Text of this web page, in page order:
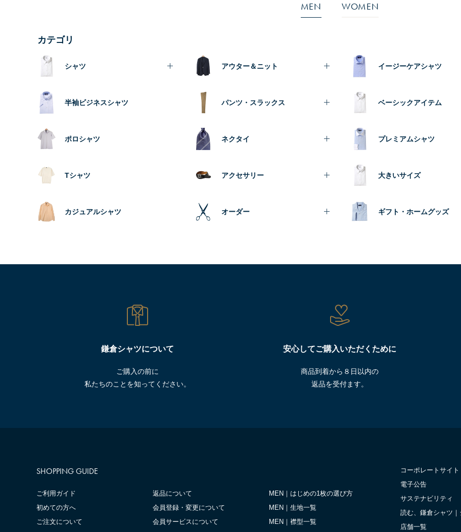
MEN WOMEN
カテゴリ
シャツ
半袖ビジネスシャツ
ポロシャツ
Tシャツ
カジュアルシャツ
アウター＆ニット
パンツ・スラックス
ネクタイ
アクセサリー
オーダー
イージーケアシャツ
ベーシックアイテム
プレミアムシャツ
大きいサイズ
ギフト・ホームグッズ
鎌倉シャツについて
ご購入の前に
私たちのことを知ってください。
安心してご購入いただくために
商品到着から８日以内の
返品を受付ます。
SHOPPING GUIDE
ご利用ガイド
初めての方へ
ご注文について
返品について
会員登録・変更について
会員サービスについて
MEN｜はじめの1枚の選び方
MEN｜生地一覧
MEN｜襟型一覧
コーポレートサイト
電子公告
サステナビリティ
読む、鎌倉シャツ
店舗一覧